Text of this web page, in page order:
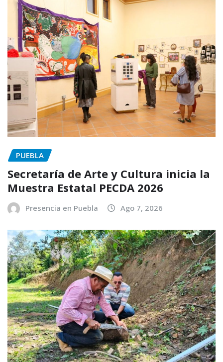
PUEBLA
Secretaría de Arte y Cultura inicia la
Muestra Estatal PECDA 2026
Presencia en Puebla Ago 7, 2026